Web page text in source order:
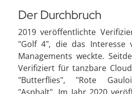
Der Durchbruch
2019 veröffentlichte
"Golf 4", die das Interesse
Managements weckte.
Verifiziert für tanzbare
"Butterflies", "Rote
"Asphalt". Im Jahr 2020